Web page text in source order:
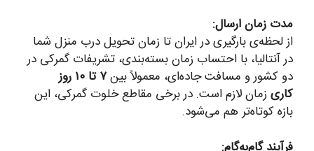
مدت زمان ارسال:
از لحظه‌ی بارگیری در ایران تا زمان تحویل درب منزل شما
در آنتالیا، با احتساب زمان بسته‌بندی، تشریفات گمرکی در
دو کشور و مسافت جاده‌ای، معمولاً بین
۷ تا ۱۰ روز
کاری زمان لازم است. در برخی مقاطع خلوت گمرکی، این
بازه کوتاه‌تر هم می‌شود.